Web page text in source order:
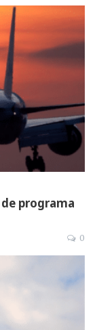
programa
0